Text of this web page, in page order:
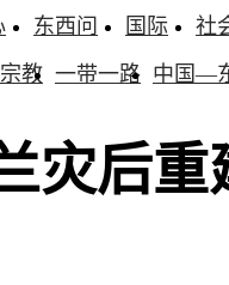
东西问 国际
社
宗教 一带一路 中国—
灾后